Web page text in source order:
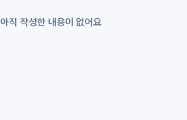
아직 작성한 내용이 없어요